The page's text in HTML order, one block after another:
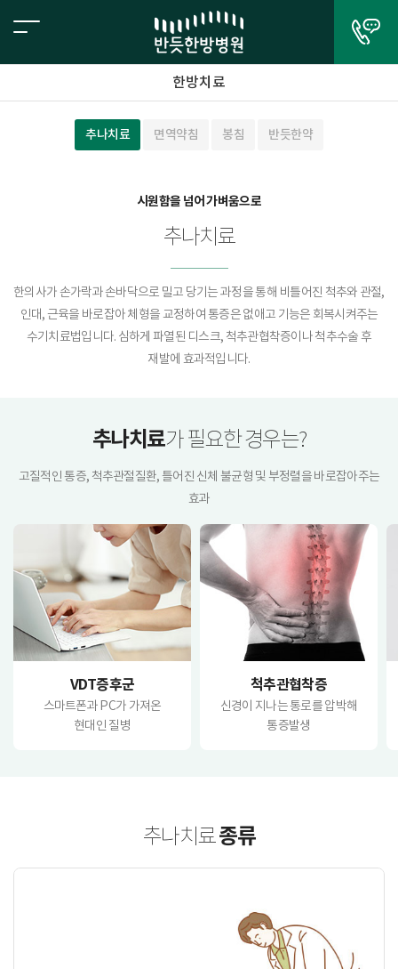
한방치료
추나치료 면역약침 봉침 반듯한약
시원함을 넘어 가벼움으로
추나치료
한의사가 손가락과 손바닥으로 밀고 당기는 과정을 통해 비틀어진 척추와 관절,
인대, 근육을 바로잡아 체형을 교정하여 통증은 없애고 기능은 회복시켜주는
수기치료법입니다. 심하게 파열된 디스크, 척추관협착증이나 척추수술 후
재발에 효과적입니다.
추나치료가 필요한 경우는?
고질적인 통증, 척추관절질환, 틀어진 신체 불균형 및 부정렬을 바로잡아주는
효과
VDT증후군
스마트폰과 PC가 가져온
현대인 질병
척추관협착증
신경이 지나는 통로를 압박해
통증발생
추나치료종류